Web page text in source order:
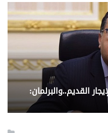
القديم..والبرلمان:
..
من